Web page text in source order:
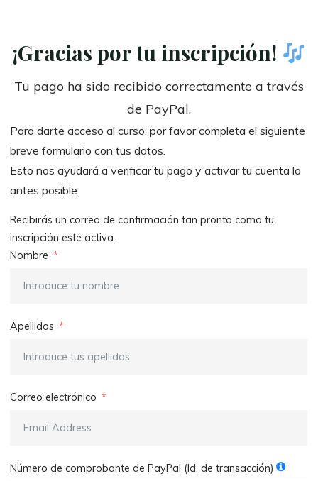
¡Gracias por tu inscripción!
Tu pago ha sido recibido correctamente a través
de PayPal.
Para darte acceso al curso, por favor completa el siguiente
breve formulario con tus datos.
Esto nos ayudará a verificar tu pago y activar tu cuenta lo
antes posible.
Recibirás un correo de confirmación tan pronto como tu
inscripción esté activa.
Nombre
Apellidos
Correo electrónico
Número de comprobante de PayPal (Id. de transacción)